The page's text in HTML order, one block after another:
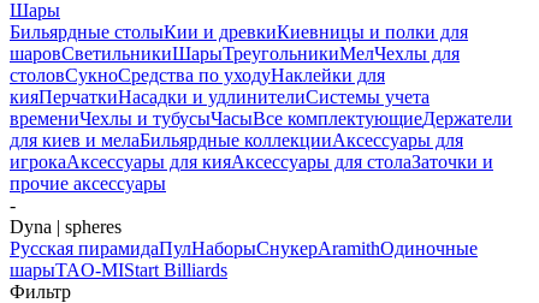
Шары
Бильярдные столыКии и древкиКиевницы и полки для
шаровСветильникиШарыТреугольникиМелЧехлы для
столовСукноСредства по уходуНаклейки для
кияПерчаткиНасадки и удлинителиСистемы учета
времениЧехлы и тубусыЧасыВсе комплектующиеДержатели
для киев и мелаБильярдные коллекцииАксессуары для
игрокаАксессуары для кияАксессуары для столаЗаточки и
прочие аксессуары
-
Dyna | spheres
Русская пирамидаПулНаборыСнукерAramithОдиночные
шарыTAO-MIStart Billiards
Фильтр